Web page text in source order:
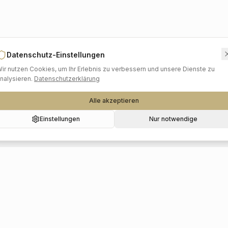
Datenschutz-Einstellungen
nutzen Cookies, um Ihr Erlebnis zu verbessern und unsere Dienste zu
Datenschutzerklärung
Alle akzeptieren
Einstellungen Nur notwendige